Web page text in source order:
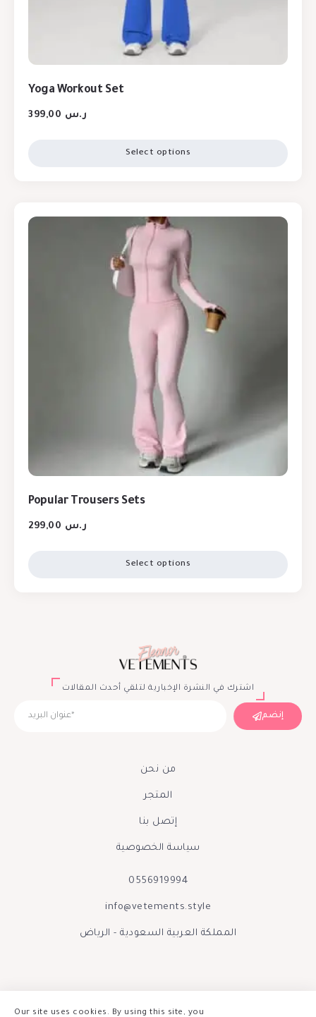
Yoga Workout Set
ر.س
Select options
Popular Trousers Sets
ر.س
Select options
اشترك في النشرة الإخبارية لتلقي أحدث المقالات
إنضم
من نحن
المتجر
إتصل بنا
سياسة الخصوصية
0556919994
info@vetements.style
المملكة العربية السعودية - الرياض
Our site uses cookies. By using this site, you